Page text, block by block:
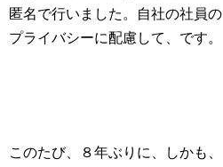
匿名で行いました。自社の社員の
プライバシーに配慮して、です。
このたび、８年ぶりに、しかも、